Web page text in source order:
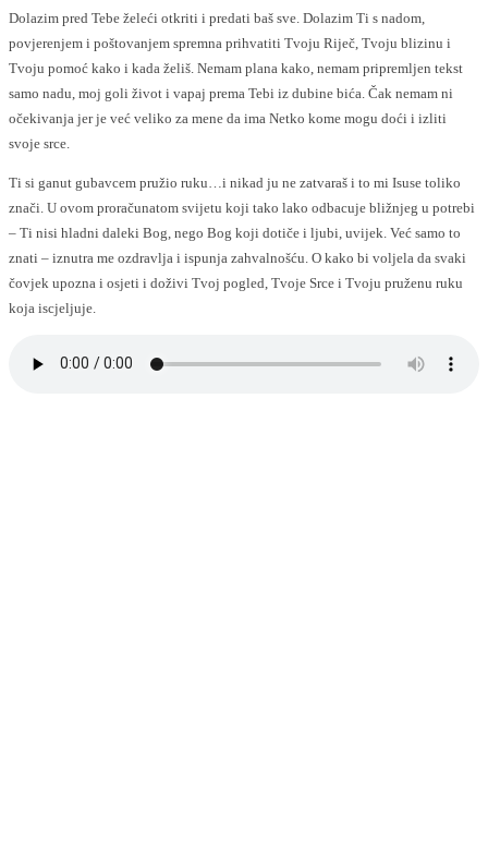
Dolazim pred Tebe želeći otkriti i predati baš sve. Dolazim Ti s nadom,
povjerenjem i poštovanjem spremna prihvatiti Tvoju Riječ, Tvoju blizinu i
Tvoju pomoć kako i kada želiš. Nemam plana kako, nemam pripremljen tekst
samo nadu, moj goli život i vapaj prema Tebi iz dubine bića. Čak nemam ni
očekivanja jer je već veliko za mene da ima Netko kome mogu doći i izliti
svoje srce.
Ti si ganut gubavcem pružio ruku…i nikad ju ne zatvaraš i to mi Isuse toliko
znači. U ovom proračunatom svijetu koji tako lako odbacuje bližnjeg u potrebi
– Ti nisi hladni daleki Bog, nego Bog koji dotiče i ljubi, uvijek. Već samo to
znati – iznutra me ozdravlja i ispunja zahvalnošću. O kako bi voljela da svaki
čovjek upozna i osjeti i doživi Tvoj pogled, Tvoje Srce i Tvoju pruženu ruku
koja iscjeljuje.